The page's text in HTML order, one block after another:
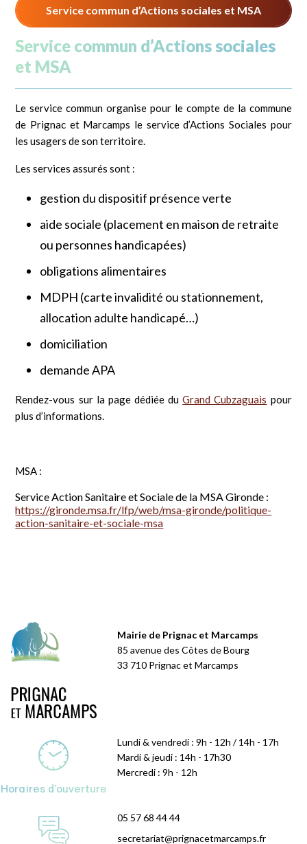
Service commun d’Actions sociales et MSA
Service commun d’Actions sociales
et MSA
Le service commun organise pour le compte de la commune
de Prignac et Marcamps le service d’Actions Sociales pour
les usagers de son territoire.
Les services assurés sont :
gestion du dispositif présence verte
aide sociale (placement en maison de retraite
ou personnes handicapées)
obligations alimentaires
MDPH (carte invalidité ou stationnement,
allocation adulte handicapé…)
domiciliation
demande APA
Rendez-vous sur la page dédiée duGrand Cubzaguais pour
plus d’informations.
MSA :
Service Action Sanitaire et Sociale de la MSA Gironde :
https://gironde.msa.fr/lfp/web/msa-gironde/politique-
action-sanitaire-et-sociale-msa
Mairie de Prignac et Marcamps
85 avenue des Côtes de Bourg
33 710 Prignac et Marcamps
Horaires d'ouverture
Lundi & vendredi : 9h - 12h / 14h - 17h
Mardi & jeudi : 14h - 17h30
Mercredi : 9h - 12h
05 57 68 44 44
secretariat@prignacetmarcamps.fr